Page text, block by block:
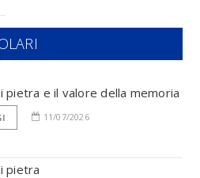
pietra e il valore della memoria
11/07/2026
pietra